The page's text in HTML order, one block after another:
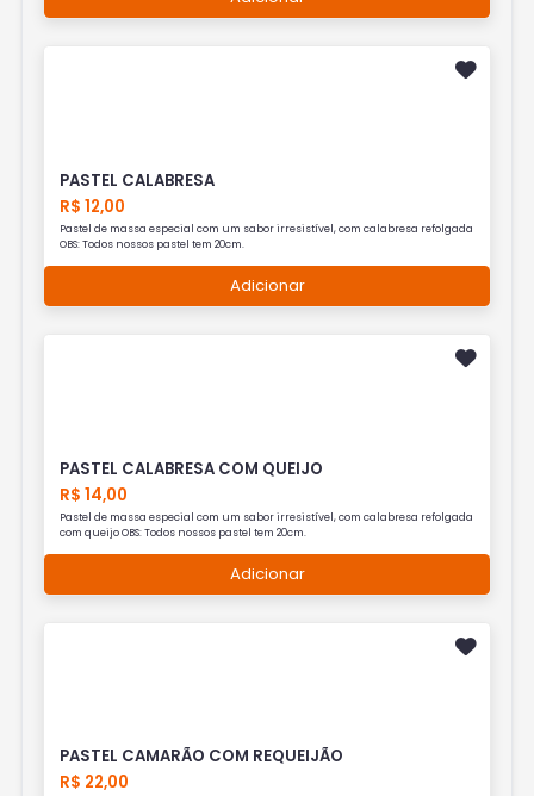
PASTEL CALABRESA
R$ 12,00
Pastel de massa especial com um sabor irresistível, com calabresa refolgada
OBS: Todos nossos pastel tem 20cm.
Adicionar
PASTEL CALABRESA COM QUEIJO
R$ 14,00
Pastel de massa especial com um sabor irresistível, com calabresa refolgada
com queijo OBS: Todos nossos pastel tem 20cm.
Adicionar
PASTEL CAMARÃO COM REQUEIJÃO
R$ 22,00